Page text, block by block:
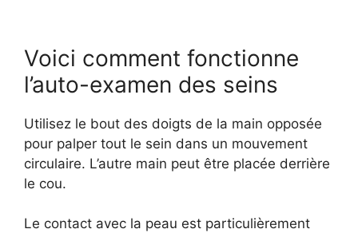
Voici comment fonctionne
l’auto-examen des seins
Utilisez le bout des doigts de la main opposée
pour palper tout le sein dans un mouvement
circulaire. L’autre main peut être placée derrière
le cou.
Le contact avec la peau est particulièrement